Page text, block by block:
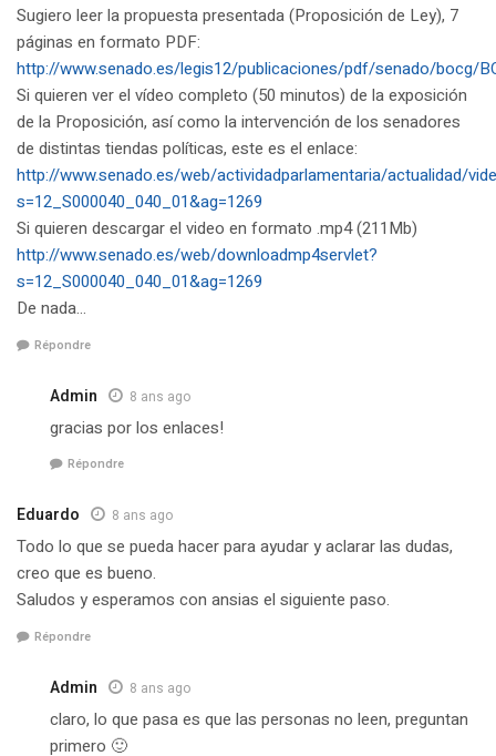
Sugiero leer la propuesta presentada (Proposición de Ley), 7
páginas en formato PDF:
http://www.senado.es/legis12/publicaciones/pdf/senado/bocg/
Si quieren ver el vídeo completo (50 minutos) de la exposición
de la Proposición, así como la intervención de los senadores
de distintas tiendas políticas, este es el enlace:
http://www.senado.es/web/actividadparlamentaria/actualidad/
s=12_S000040_040_01&ag=1269
Si quieren descargar el video en formato .mp4 (211Mb)
http://www.senado.es/web/downloadmp4servlet?
s=12_S000040_040_01&ag=1269
De nada…
Répondre
Admin 8 ans ago
gracias por los enlaces!
Répondre
Eduardo 8 ans ago
Todo lo que se pueda hacer para ayudar y aclarar las dudas,
creo que es bueno.
Saludos y esperamos con ansias el siguiente paso.
Répondre
Admin 8 ans ago
claro, lo que pasa es que las personas no leen, preguntan
primero 🙂